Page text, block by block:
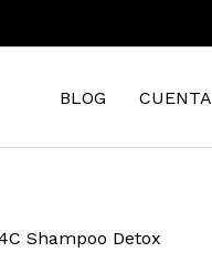
BLOG CUENTA
Shampoo Detox